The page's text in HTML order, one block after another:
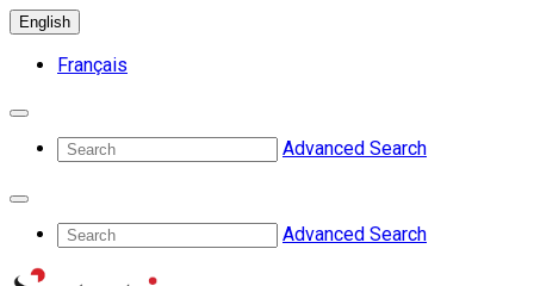
English
Français
Advanced Search
Advanced Search